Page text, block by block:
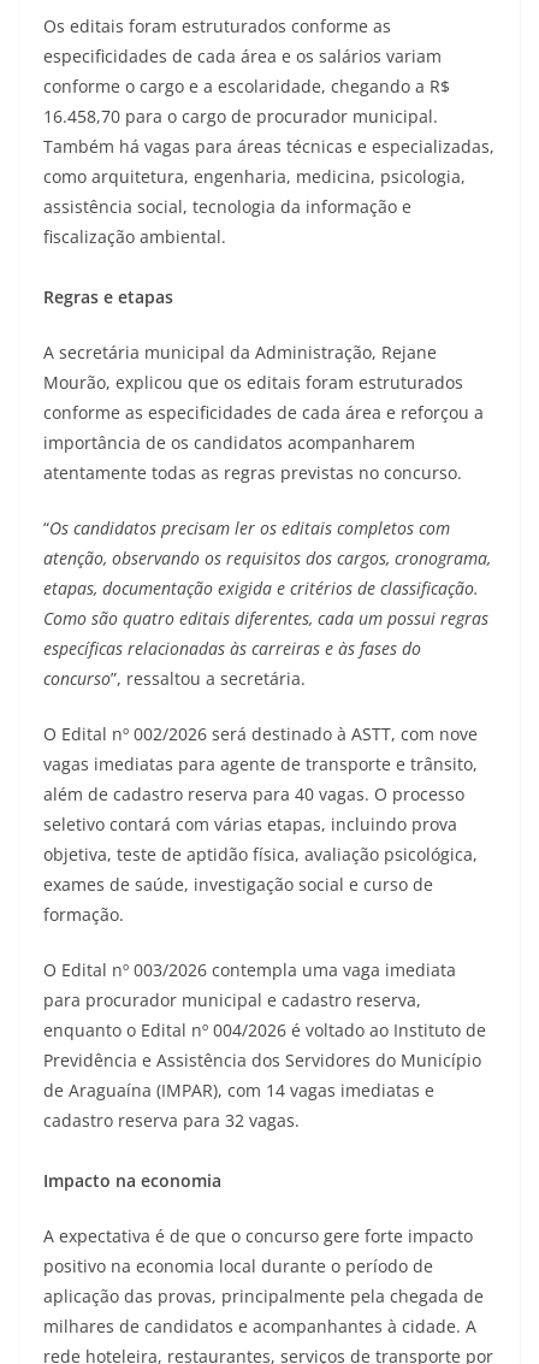
Os editais foram estruturados conforme as
especificidades de cada área e os salários variam
conforme o cargo e a escolaridade, chegando a R$
16.458,70 para o cargo de procurador municipal.
Também há vagas para áreas técnicas e especializadas,
como arquitetura, engenharia, medicina, psicologia,
assistência social, tecnologia da informação e
fiscalização ambiental.
Regras e etapas
A secretária municipal da Administração, Rejane
Mourão, explicou que os editais foram estruturados
conforme as especificidades de cada área e reforçou a
importância de os candidatos acompanharem
atentamente todas as regras previstas no concurso.
“Os candidatos precisam ler os editais completos com
atenção, observando os requisitos dos cargos, cronograma,
etapas, documentação exigida e critérios de classificação.
Como são quatro editais diferentes, cada um possui regras
específicas relacionadas às carreiras e às fases do
concurso”, ressaltou a secretária.
O Edital nº 002/2026 será destinado à ASTT, com nove
vagas imediatas para agente de transporte e trânsito,
além de cadastro reserva para 40 vagas. O processo
seletivo contará com várias etapas, incluindo prova
objetiva, teste de aptidão física, avaliação psicológica,
exames de saúde, investigação social e curso de
formação.
O Edital nº 003/2026 contempla uma vaga imediata
para procurador municipal e cadastro reserva,
enquanto o Edital nº 004/2026 é voltado ao Instituto de
Previdência e Assistência dos Servidores do Município
de Araguaína (IMPAR), com 14 vagas imediatas e
cadastro reserva para 32 vagas.
Impacto na economia
A expectativa é de que o concurso gere forte impacto
positivo na economia local durante o período de
aplicação das provas, principalmente pela chegada de
milhares de candidatos e acompanhantes à cidade. A
rede hoteleira, restaurantes, serviços de transporte por